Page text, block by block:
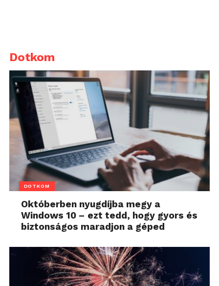
Dotkom
DOTKOM
Októberben nyugdíjba megy a
Windows 10 – ezt tedd, hogy gyors és
biztonságos maradjon a géped